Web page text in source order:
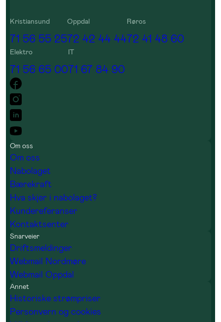
Kristiansund
71 56 55 25
Oppdal
72 42 44 44
Røros
72 41 48 60
Elektro
71 56 65 00
IT
71 67 84 90
Om oss
Om oss
Nabolaget
Bærekraft
Hva skjer i nabolaget?
Kundereferanser
Kontaktsenter
Snarveier
Driftsmeldinger
Webmail Nordmøre
Webmail Oppdal
Annet
Historiske strømpriser
Personvern og cookies